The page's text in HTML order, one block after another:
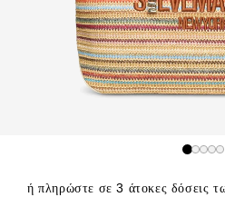
ή πληρώστε σε 3 άτοκες δόσεις